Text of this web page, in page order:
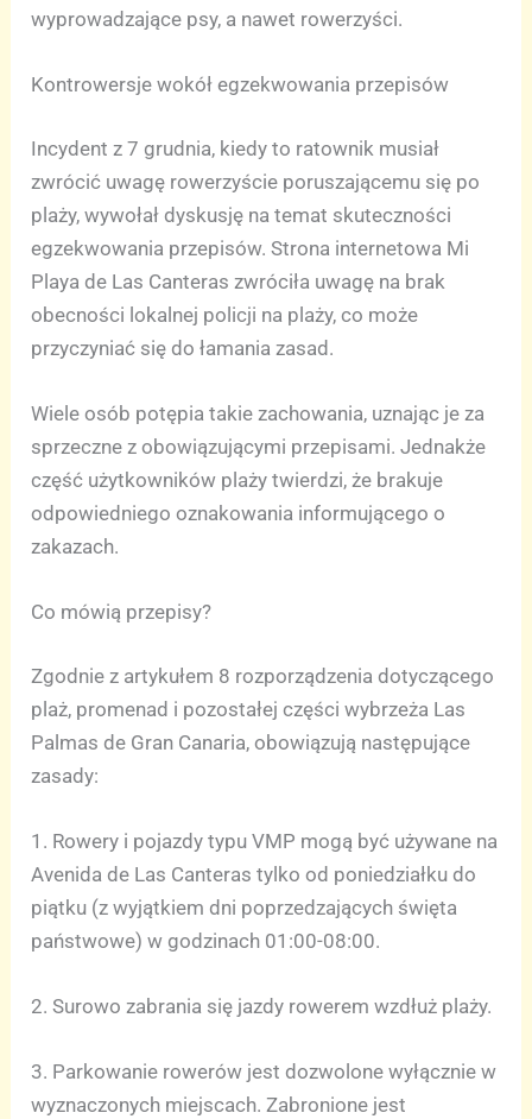
wyprowadzające psy, a nawet rowerzyści.
Kontrowersje wokół egzekwowania przepisów
Incydent z 7 grudnia, kiedy to ratownik musiał
zwrócić uwagę rowerzyście poruszającemu się po
plaży, wywołał dyskusję na temat skuteczności
egzekwowania przepisów. Strona internetowa Mi
Playa de Las Canteras zwróciła uwagę na brak
obecności lokalnej policji na plaży, co może
przyczyniać się do łamania zasad.
Wiele osób potępia takie zachowania, uznając je za
sprzeczne z obowiązującymi przepisami. Jednakże
część użytkowników plaży twierdzi, że brakuje
odpowiedniego oznakowania informującego o
zakazach.
Co mówią przepisy?
Zgodnie z artykułem 8 rozporządzenia dotyczącego
plaż, promenad i pozostałej części wybrzeża Las
Palmas de Gran Canaria, obowiązują następujące
zasady:
1. Rowery i pojazdy typu VMP mogą być używane na
Avenida de Las Canteras tylko od poniedziałku do
piątku (z wyjątkiem dni poprzedzających święta
państwowe) w godzinach 01:00-08:00.
2. Surowo zabrania się jazdy rowerem wzdłuż plaży.
3. Parkowanie rowerów jest dozwolone wyłącznie w
wyznaczonych miejscach. Zabronione jest